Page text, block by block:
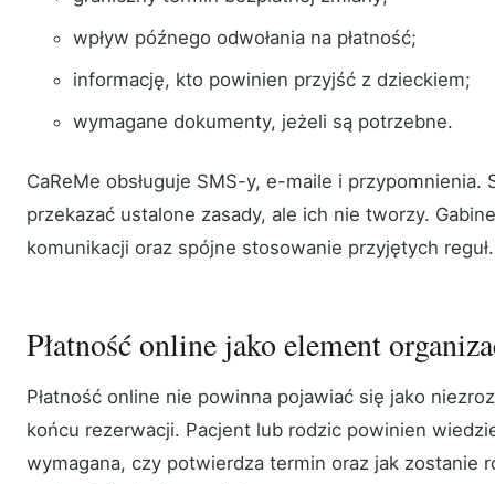
wpływ późnego odwołania na płatność;
informację, kto powinien przyjść z dzieckiem;
wymagane dokumenty, jeżeli są potrzebne.
CaReMe obsługuje SMS-y, e-maile i przypomnienia.
przekazać ustalone zasady, ale ich nie tworzy.
komunikacji oraz spójne stosowanie przyjętych reguł.
Płatność online jako element
Płatność online nie powinna pojawiać się jako
końcu rezerwacji. Pacjent lub rodzic powinien
wymagana, czy potwierdza termin oraz jak zostanie